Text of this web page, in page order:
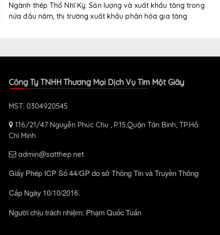
Ngành thép Thổ Nhĩ Kỳ: Sản lượng và xuất khẩu tăng trong
nửa đầu năm, thị trường xuất khẩu phân hóa gia tăng
Công Ty TNHH Thương Mại Dịch Vụ Tìm Một Giây
MST: 0304920545
116/21/47 Nguyễn Phúc Chu , P.15,Quận Tân Bình, TP.Hồ
Chí Minh
admin@satthep.net
Giấy Phép ICP Số 44/GP do sở Thông Tin và Truyền Thông
Cấp Ngày 10/10/2016.
Người chịu trách nhiệm: Phạm Quốc Tuấn